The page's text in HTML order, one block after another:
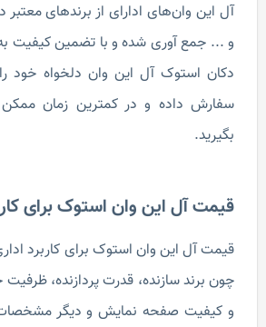
آل این وان‌های ادارای از برندهای
و ... جمع آوری شده و با تضمین کیفیت
دکان استوک آل این وان دلخواه خود را
سفارش داده و در کمترین زمان
بگیرید.
قیمت آل این وان استوک برای
قیمت آل این وان استوک برای کاربرد
چون برند سازنده، قدرت پردازنده، ظرفیت
و کیفیت صفحه نمایش و دیگر